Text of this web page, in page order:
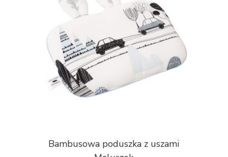
Bambusowa poduszka z uszami